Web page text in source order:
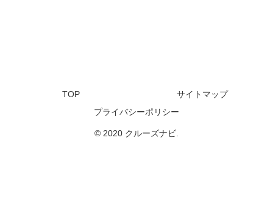
TOP
サイトマップ
プライバシーポリシー
© 2020 クルーズナビ.